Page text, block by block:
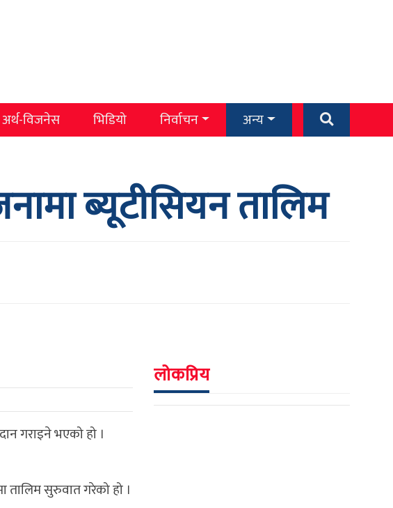
अर्थ-विजनेस भिडियो निर्वाचन अन्य
ब्यूटीसियन तालिम
गराइने भएको हो ।
तालिम सुरुवात गरेको हो ।
लोकप्रिय